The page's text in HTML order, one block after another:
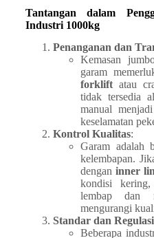
Tantangan dalam
Industri 1000kg
Penanganan dan
Kemasan
garam
forkliftatau
tidak tersedia
manual
keselamatan
Kontrol Kualitas:
Garam adalah
kelembapan.
dengan inner
kondisi
lembap dan
mengurangi
Standar dan Regulasi
Beberapa